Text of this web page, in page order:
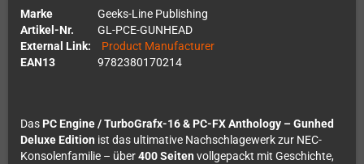
Marke
Geeks-Line Publishing
Artikel-Nr.
GL-PCE-GUNHEAD
External Link:
Product Manufacturer
EAN13
9782380170214
Das PC Engine / TurboGrafx-16 & PC-FX Anthology – Gunhed
Deluxe Edition ist das ultimative Nachschlagewerk zur NEC-
Konsolenfamilie – über400 Seiten vollgepackt mit Geschichte,